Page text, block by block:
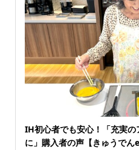
IH初心者でも安心！「充実
に」購入者の声【きゅうでん